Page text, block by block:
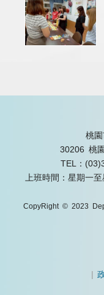
桃
30206 桃
TEL：
上班時間：星期一
CopyRight © 2023
|